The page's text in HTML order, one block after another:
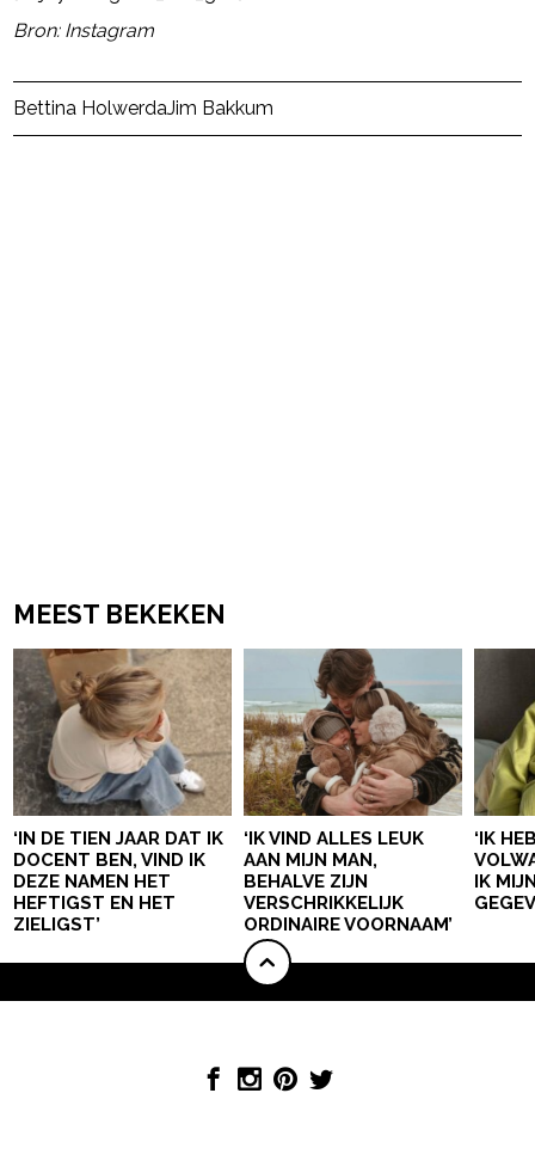
Bron: Instagram
Bettina HolwerdaJim Bakkum
MEEST BEKEKEN
‘IN DE TIEN JAAR DAT IK
DOCENT BEN, VIND IK
DEZE NAMEN HET
HEFTIGST EN HET
ZIELIGST’
‘IK VIND ALLES LEUK
AAN MIJN MAN,
BEHALVE ZIJN
VERSCHRIKKELIJK
ORDINAIRE VOORNAAM’
‘IK
IK